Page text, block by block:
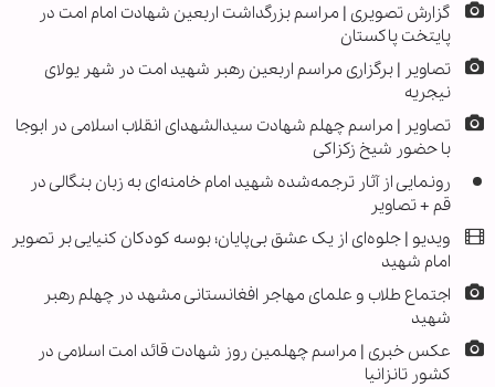
گزارش تصویری | مراسم بزرگداشت اربعین شهادت امام امت در
پایتخت پاکستان
تصاویر | برگزاری مراسم اربعین رهبر شهید امت در شهر یولای
نیجریه
تصاویر | مراسم چهلم شهادت سیدالشهدای انقلاب اسلامی در ابوجا
با حضور شیخ زکزاکی
رونمایی از آثار ترجمه‌شده شهید امام خامنه‌ای به زبان بنگالی در
قم + تصاویر
ویدیو | جلوه‌ای از یک عشق بی‌پایان؛ بوسه کودکان کنیایی بر تصویر
امام شهید
اجتماع طلاب و علمای مهاجر افغانستانی مشهد در چهلم رهبر
شهید
عکس خبری | مراسم چهلمین روز شهادت قائد امت اسلامی در
کشور تانزانیا